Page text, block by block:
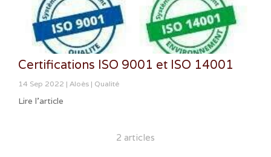
Certifications ISO 9001 et ISO 14001
14 Sep 2022 Aloès Qualité
Lire l'article
2 articles